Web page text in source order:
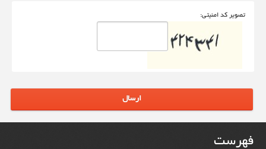
تصوير کد امنيتی:
ارسال
فهرست